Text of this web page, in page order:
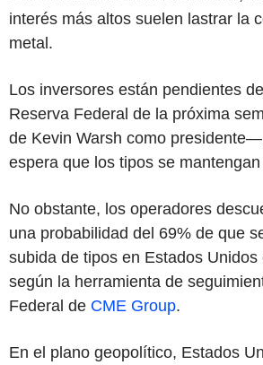
interés más altos suelen lastrar la
metal.
Los inversores están pendientes
Reserva Federal de la próxima
de Kevin Warsh como
espera que los tipos se
No obstante, los operadores
una probabilidad del 69% de que
subida de tipos en Estados Unidos
según la herramienta de
Federal de CME Group.
En el plano geopolítico, Estados